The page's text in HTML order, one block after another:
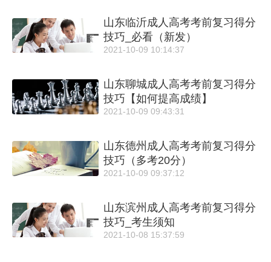
山东临沂成人高考考前复习得分
技巧_必看（新发）
2021-10-09 10:14:37
山东聊城成人高考考前复习得分
技巧【如何提高成绩】
2021-10-09 09:43:31
山东德州成人高考考前复习得分
技巧（多考20分）
2021-10-09 09:37:12
山东滨州成人高考考前复习得分
技巧_考生须知
2021-10-08 15:37:59